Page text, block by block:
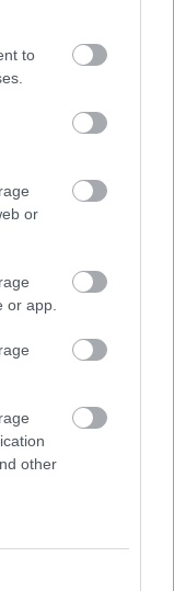
to
or
or app.
other
invitál
Ferenc Fegya